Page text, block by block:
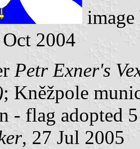
2004
Petr Exner's
; Kněžpole
- flag adopted
, 27 Jul 2005